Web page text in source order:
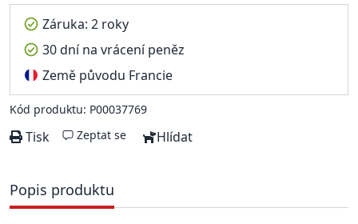
Záruka: 2 roky
30 dní na vrácení peněz
Země původu Francie
Kód produktu: P00037769
Tisk Zeptat se Hlídat
Popis produktu